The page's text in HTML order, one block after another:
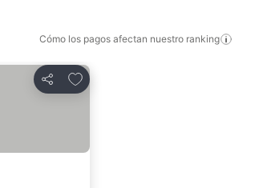
Cómo los pagos afectan nuestro ranking
Compartir
Agregar a favoritos